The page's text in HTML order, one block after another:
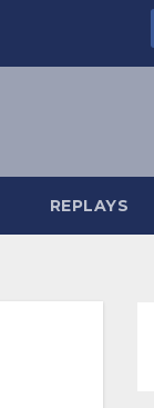
REPLAYS